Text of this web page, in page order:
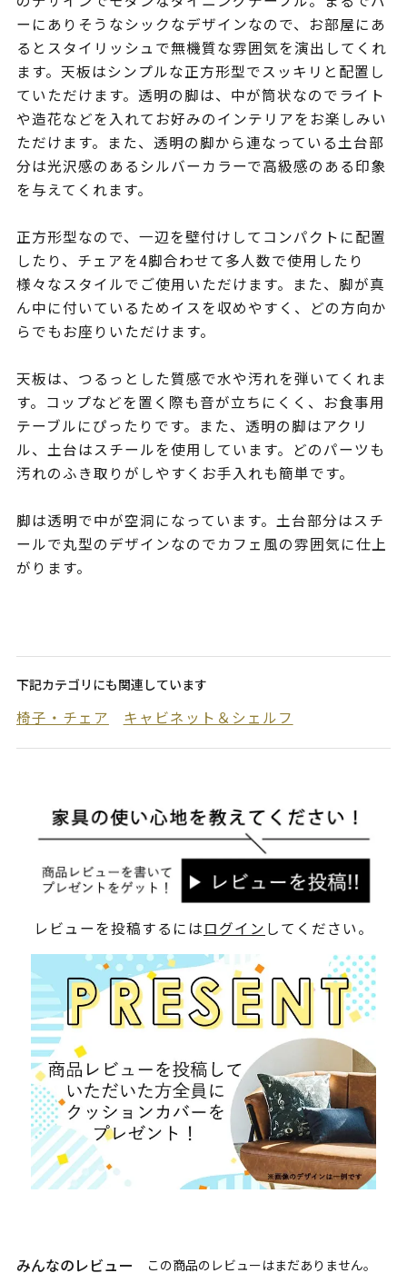
ーにありそうなシックなデザインなので、お部屋にあ
るとスタイリッシュで無機質な雰囲気を演出してくれ
ます。天板はシンプルな正方形型でスッキリと配置し
ていただけます。透明の脚は、中が筒状なのでライト
や造花などを入れてお好みのインテリアをお楽しみい
ただけます。また、透明の脚から連なっている土台部
分は光沢感のあるシルバーカラーで高級感のある印象
を与えてくれます。
正方形型なので、一辺を壁付けしてコンパクトに配置
したり、チェアを4脚合わせて多人数で使用したり
様々なスタイルでご使用いただけます。また、脚が真
ん中に付いているためイスを収めやすく、どの方向か
らでもお座りいただけます。
天板は、つるっとした質感で水や汚れを弾いてくれま
す。コップなどを置く際も音が立ちにくく、お食事用
テーブルにぴったりです。また、透明の脚はアクリ
ル、土台はスチールを使用しています。どのパーツも
汚れのふき取りがしやすくお手入れも簡単です。
脚は透明で中が空洞になっています。土台部分はスチ
ールで丸型のデザインなのでカフェ風の雰囲気に仕上
がります。
下記カテゴリにも関連しています
椅子・チェア キャビネット＆シェルフ
レビューを投稿するにはログイン してください。
みんなのレビュー この商品のレビューはまだありません。